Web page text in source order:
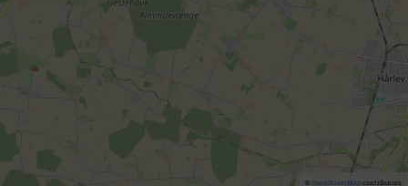
© OpenStreetMapcontributors.